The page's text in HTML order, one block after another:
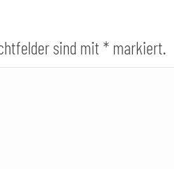
sind mit * markiert.